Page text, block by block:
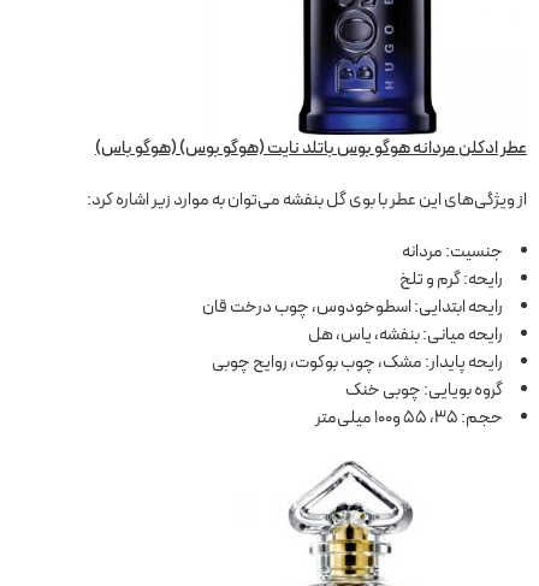
عطر ادکلن مردانه هوگو بوس باتلد نایت (هوگو بوس) (هوگو باس)
از ویژگی‌های این عطر با بوی گل بنفشه می‌توان به موارد زیر اشاره کرد:
جنسیت: مردانه
رایحه: گرم و تلخ
رایحه ابتدایی: اسطوخودوس، چوب درخت قان
رایحه میانی: بنفشه، یاس، هل
رایحه پایدار: مشک، چوب بوکوت، روایح چوبی
گروه بویایی: چوبی خنک
حجم: 35، 55 و100 میلی‌متر